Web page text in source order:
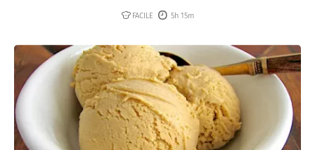
FACILE 5h 15m